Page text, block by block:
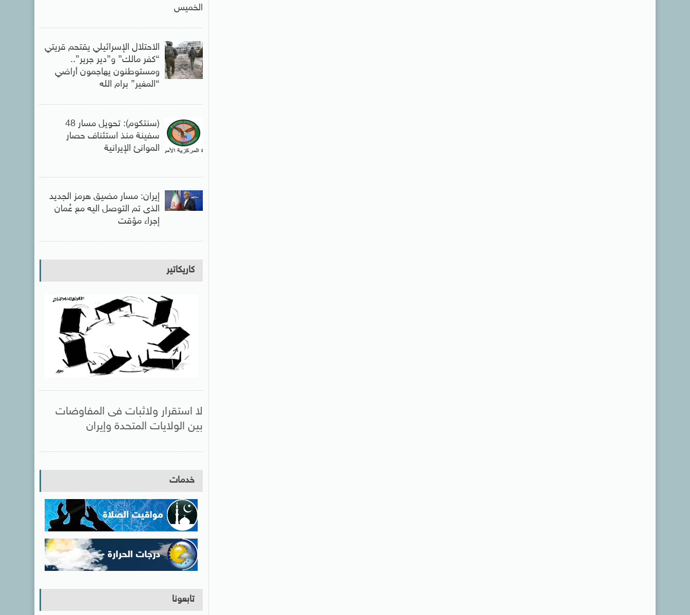
الخميس
الاحتلال الإسرائيلي يقتحم قريتي
“كفر مالك” و”دير جرير”..
ومستوطنون يهاجمون أراضي
“المغير” برام الله
(سنتكوم): تحويل مسار 48
سفينة منذ استئناف حصار
الموانئ الإيرانية
إيران: مسار مضيق هرمز الجديد
الذى تم التوصل اليه مع عُمان
إجراء مؤقت
كاريكاتير
لا استقرار ولاثبات فى المفاوضات
بين الولايات المتحدة وإيران
خدمات
تابعونا